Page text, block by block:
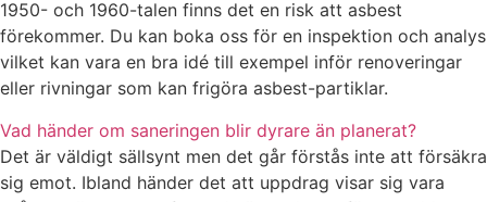
1950- och 1960-talen finns det en risk att asbest
förekommer. Du kan boka oss för en inspektion och analys
vilket kan vara en bra idé till exempel inför renoveringar
eller rivningar som kan frigöra asbest-partiklar.
Vad händer om saneringen blir dyrare än planerat?
Det är väldigt sällsynt men det går förstås inte att försäkra
sig emot. Ibland händer det att uppdrag visar sig vara